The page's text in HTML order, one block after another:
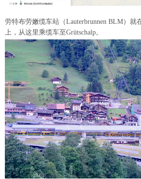
劳特布劳嫩缆车站（Lauterbrunnen BLM）就
上，从这里乘缆车至Grütschalp。